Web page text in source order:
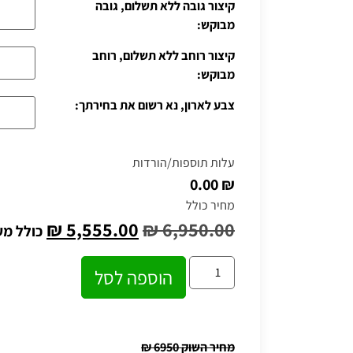
קיצור גובה ללא תשלום, גובה
מבוקש:
קיצור רוחב ללא תשלום, רוחב
מבוקש:
צבע לארון, נא רשום את בחירתך:
עלות תוספות/הורדות
₪ 0.00
מחיר כולל
₪6,950.00
₪5,555.00 כולל
הוספה לסל
מחיר השוק 6950 ₪